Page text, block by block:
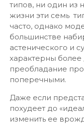
типов, ни один из
жизни эти семь
часто, однако
большинстве
астенического и
характерны
преобладание
поперечными.
Даже если
похудеет до
изменить ее